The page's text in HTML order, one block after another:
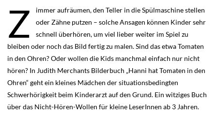
Z
immer aufräumen, den Teller in die Spülmaschine stellen
oder Zähne putzen – solche Ansagen können Kinder sehr
schnell überhören, um viel lieber weiter im Spiel zu
bleiben oder noch das Bild fertig zu malen. Sind das etwa Tomaten
in den Ohren? Oder wollen die Kids manchmal einfach nur nicht
hören? In Judith Merchants Bilderbuch „Hanni hat Tomaten in den
Ohren“ geht ein kleines Mädchen der situationsbedingten
Schwerhörigkeit beim Kinderarzt auf den Grund. Ein witziges Buch
über das Nicht-Hören-Wollen für kleine LeserInnen ab 3 Jahren.